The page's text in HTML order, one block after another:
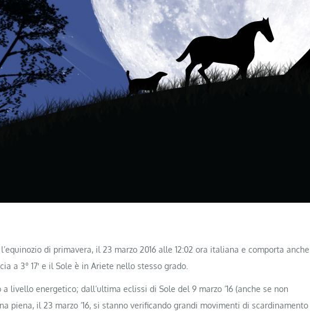
di primavera, il 23 marzo 2016 alle 12:02 ora italiana e comporta anche
a 3° 17′ e il Sole è in Ariete nello stesso grado.
livello energetico; dall’ultima eclissi di Sole del 9 marzo ’16 (anche se non
piena, il 23 marzo ’16, si stanno verificando grandi movimenti di scardinamento